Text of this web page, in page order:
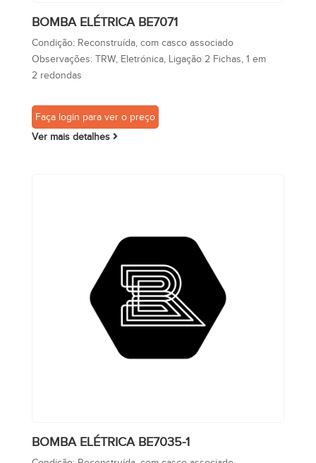
BOMBA ELÉTRICA BE7071
Condição: Reconstruída, com casco associado
Observações: TRW, Eletrónica, Ligação 2 Fichas, 1 em
2 redondas
Faça login para ver o preço
Ver mais detalhes
BOMBA ELÉTRICA BE7035-1